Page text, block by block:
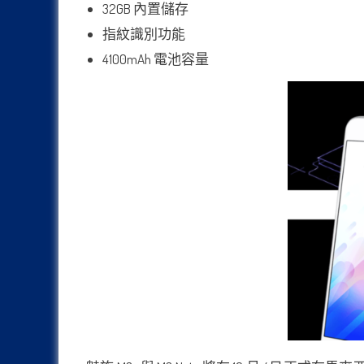
32GB 內置儲存
指紋識別功能
4100mAh 電池容量